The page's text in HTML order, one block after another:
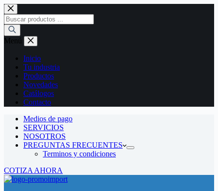
Saltar
al
contenido
Búsqueda
de
productos
Menú
Inicio
Tu industria
Productos
Novedades
Catálogos
Contacto
Medios de pago
SERVICIOS
NOSOTROS
PREGUNTAS FRECUENTES
Terminos y condiciones
COTIZA AHORA